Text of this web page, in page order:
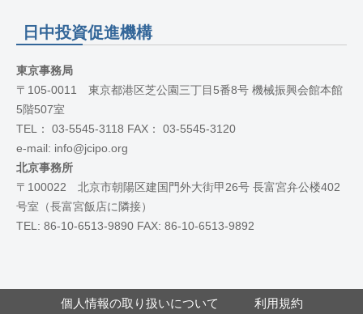
日中投資促進機構
東京事務局
〒105-0011 東京都港区芝公園三丁目5番8号 機械振興会館本館
5階507室
TEL： 03-5545-3118 FAX： 03-5545-3120
e-mail: info@jcipo.org
北京事務所
〒100022 北京市朝陽区建国門外大街甲26号 長富宮弁公楼402
号室（長富宮飯店に隣接）
TEL: 86-10-6513-9890 FAX: 86-10-6513-9892
個人情報の取り扱いについて 利用規約